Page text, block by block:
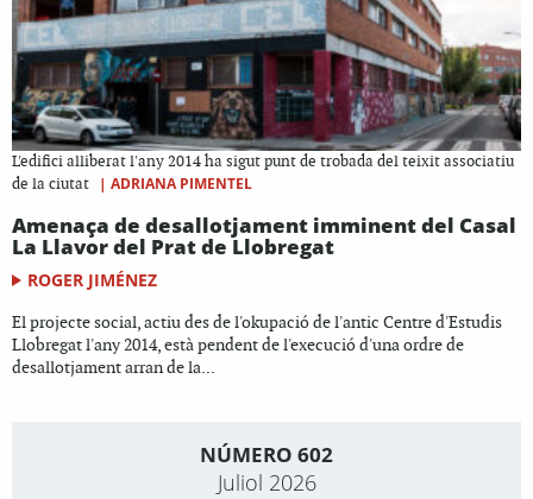
L'edifici alliberat l'any 2014 ha sigut punt de trobada del teixit associatiu
de la ciutat
| ADRIANA PIMENTEL
Amenaça de desallotjament imminent del Casal
La Llavor del Prat de Llobregat
ROGER JIMÉNEZ
El projecte social, actiu des de l'okupació de l'antic Centre d'Estudis
Llobregat l'any 2014, està pendent de l'execució d'una ordre de
desallotjament arran de la...
NÚMERO 602
Juliol 2026